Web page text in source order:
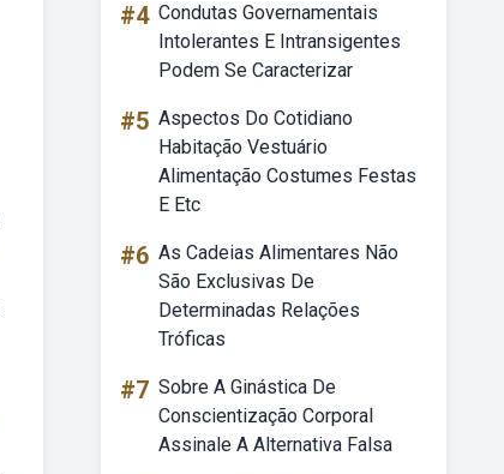
#4 Condutas Governamentais
Intolerantes E Intransigentes
Podem Se Caracterizar
#5 Aspectos Do Cotidiano
Habitação Vestuário
Alimentação Costumes Festas
E Etc
#6 As Cadeias Alimentares Não
São Exclusivas De
Determinadas Relações
Tróficas
#7 Sobre A Ginástica De
Conscientização Corporal
Assinale A Alternativa Falsa